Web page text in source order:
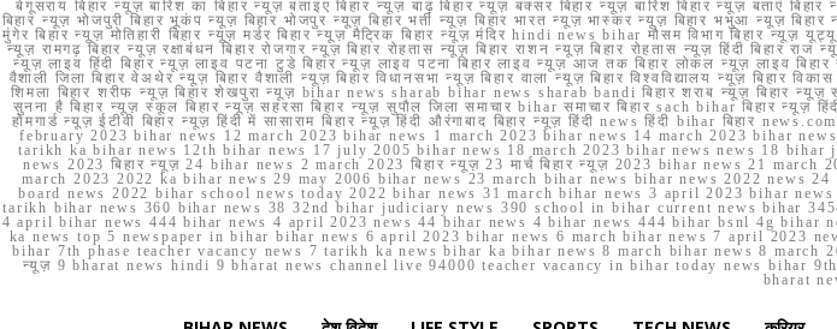
बेगूसराय बिहार न्यूज़ बारिश का बिहार न्यूज़ बताइए बिहार न्यूज़ बाढ़ बिहार न्यूज़ बक्सर बिहार न्यूज़ बारिश बिहार न्यूज़ बताएं
बिहार न्यूज़ भोजपुरी बिहार भूकंप न्यूज़ बिहार भोजपुर न्यूज़ बिहार भर्ती न्यूज़ बिहार भारत न्यूज़ भास्कर न्यूज़ बिहार भभुआ न्यूज़
मुंगेर बिहार न्यूज़ मोतिहारी बिहार न्यूज़ मर्डर बिहार न्यूज़ मैट्रिक बिहार न्यूज़ मंदिर hindi news bihar मौसम विभाग बिहार न्यूज़
न्यूज़ रामगढ़ बिहार न्यूज़ रक्षाबंधन बिहार रोजगार न्यूज़ बिहार रोहतास न्यूज़ बिहार राशन न्यूज़ बिहार रोहतास न्यूज़ हिंदी
न्यूज़ लाइव हिंदी बिहार न्यूज़ लाइव पटना टुडे बिहार न्यूज़ लाइव पटना बिहार लाइव न्यूज़ आज तक बिहार लोकल न्यूज़ लाइव
वैशाली जिला बिहार वेअथेर न्यूज़ बिहार वैशाली न्यूज़ बिहार विधानसभा न्यूज़ बिहार वाला न्यूज़ बिहार विश्वविद्यालय न्यूज़ बिहार
शिमला बिहार शरीफ न्यूज़ बिहार शेखपुरा न्यूज़ bihar news sharab bihar news sharab bandi बिहार शराब न्यूज़ बिहार न्यूज़
सुनना है बिहार न्यूज़ स्कूल बिहार न्यूज़ सहरसा बिहार न्यूज़ सुपौल जिला समाचार bihar समाचार बिहार sach bihar बिहार न्यूज़
होमगार्ड न्यूज़ ईटीवी बिहार न्यूज़ हिंदी में सासाराम बिहार न्यूज़ हिंदी औरंगाबाद बिहार न्यूज़ हिंदी news हिंदी bihar बिहार
february 2023 bihar news 12 march 2023 bihar news 1 march 2023 bihar news 14 march 2023 bihar
tarikh ka bihar news 12th bihar news 17 july 2005 bihar news 18 march 2023 bihar news news 18
news 2023 बिहार न्यूज़ 24 bihar news 2 march 2023 बिहार न्यूज़ 23 मार्च बिहार न्यूज़ 2023 bihar news 21
march 2023 2022 ka bihar news 29 may 2006 bihar news 23 march bihar news bihar news 2022 news
board news 2022 bihar school news today 2022 bihar news 31 march bihar news 3 april 2023 bihar
tarikh bihar news 360 bihar news 38 32nd bihar judiciary news 390 school in bihar current news bihar
4 april bihar news 444 bihar news 4 april 2023 news 44 bihar news 4 bihar news 444 bihar bsnl 4g
ka news top 5 newspaper in bihar bihar news 6 april 2023 bihar news 6 march bihar news 7 april 2023
bihar 7th phase teacher vacancy news 7 tarikh ka news bihar ka bihar news 8 march bihar news 8
न्यूज़ 9 bharat news hindi 9 bharat news channel live 94000 teacher vacancy in bihar today news bihar
bharat